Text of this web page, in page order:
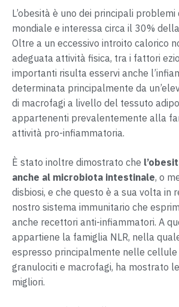
L’obesità è uno dei principali
mondiale e interessa circa il 30%
Oltre a un eccessivo introito calorico
adeguata attività fisica, tra i fattori
importanti risulta esservi anche
determinata principalmente da
di macrofagi a livello del tessuto
appartenenti prevalentemente alla
attività pro-infiammatoria.
È stato inoltre dimostrato che
anche al microbiota intestinale, o
disbiosi, e che questo è a sua volta in
nostro sistema immunitario che
anche recettori anti-infiammatori. A
appartiene la famiglia NLR, nella
espresso principalmente nelle cellule
granulociti e macrofagi, ha mostrato
migliori.